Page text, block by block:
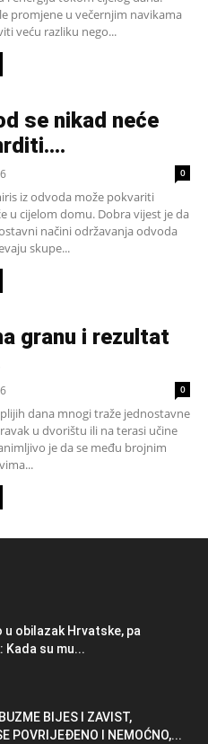
promjene u večernjim navikama
veću razliku nego...
se nikad neće
0
iz odvoda može pokvariti
u cijelom domu. Dobra vijest je da
načini održavanja odvoda
skupe...
granu i rezultat
0
dana mnogi traže jednostavne
u dvorištu ili na terasi učine
je da se među brojnim
u obilazak Hrvatske, pa
Kada su mu...
BIJES I ZAVIST,
POVRIJEĐENO I NEMOĆNO,...